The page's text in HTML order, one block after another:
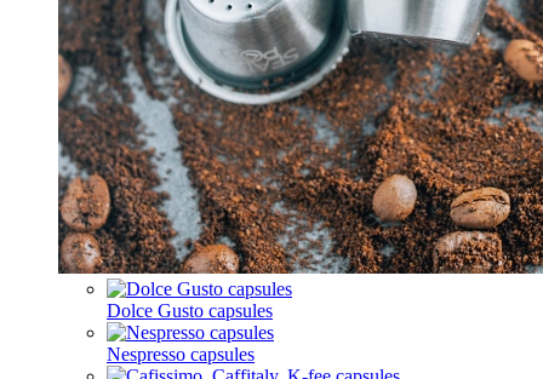
Dolce Gusto capsules
Nespresso capsules